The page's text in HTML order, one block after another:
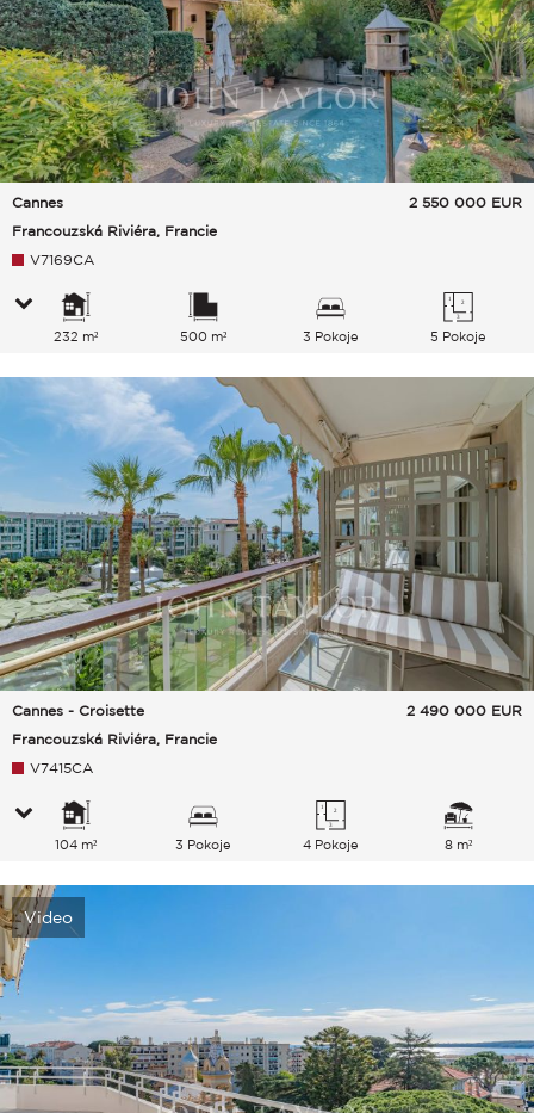
Cannes
Francouzská Riviéra, Francie
2 550 000 EUR
V7169CA
232 m² 500 m² 3 Pokoje 5 Pokoje
Cannes - Croisette
Francouzská Riviéra, Francie
2 490 000 EUR
V7415CA
104 m² 3 Pokoje 4 Pokoje 8 m²
Video